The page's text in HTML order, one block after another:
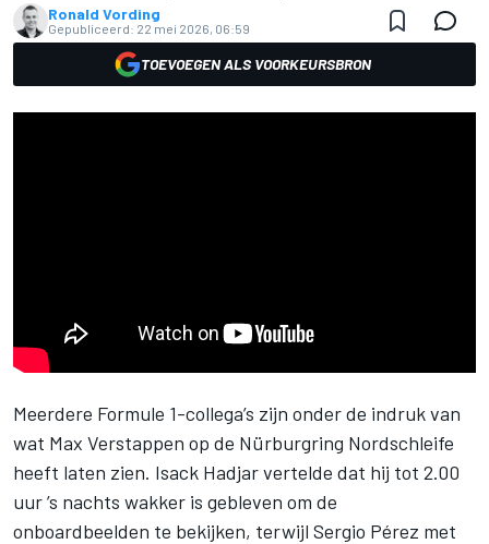
Ronald Vording
Gepubliceerd: 22 mei 2026, 06:59
TOEVOEGEN ALS VOORKEURSBRON
Meerdere Formule 1-collega’s zijn onder de indruk van
wat Max Verstappen op de Nürburgring Nordschleife
heeft laten zien. Isack Hadjarvertelde dat hij tot 2.00
uur ’s nachts wakker is gebleven om de
onboardbeelden te bekijken, terwijl Sergio Pérez met